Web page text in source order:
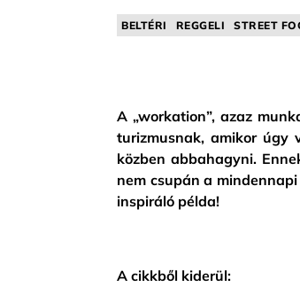
BELTÉRI REGGELI STREET
A „workation”, azaz
turizmusnak, amikor úgy
közben abbahagyni.
nem csupán a
inspiráló példa!
A cikkből kiderül: